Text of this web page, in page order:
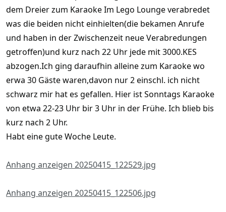
dem Dreier zum Karaoke Im Lego Lounge verabredet
was die beiden nicht einhielten(die bekamen Anrufe
und haben in der Zwischenzeit neue Verabredungen
getroffen)und kurz nach 22 Uhr jede mit 3000.KES
abzogen.Ich ging daraufhin alleine zum Karaoke wo
erwa 30 Gäste waren,davon nur 2 einschl. ich nicht
schwarz mir hat es gefallen. Hier ist Sonntags Karaoke
von etwa 22-23 Uhr bir 3 Uhr in der Frühe. Ich blieb bis
kurz nach 2 Uhr.
Habt eine gute Woche Leute.
Anhang anzeigen 20250415_122529.jpg
Anhang anzeigen 20250415_122506.jpg